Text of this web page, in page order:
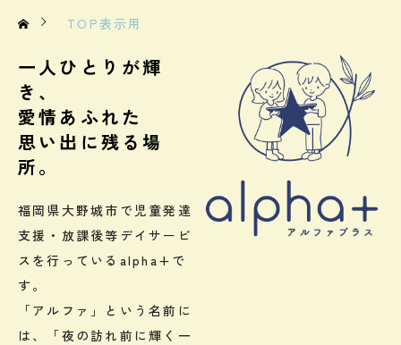
TOP表示用
一人ひとりが輝
き、
愛情あふれた
思い出に残る場
所。
福岡県大野城市で児童発達
支援・放課後等デイサービ
スを行っているalpha+で
す。
「アルファ」という名前に
は、「夜の訪れ前に輝く一